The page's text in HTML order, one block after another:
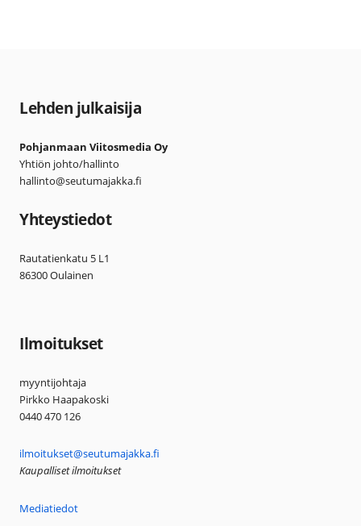
Lehden julkaisija
Pohjanmaan Viitosmedia Oy
Yhtiön johto/hallinto
hallinto@seutumajakka.fi
Yhteystiedot
Rautatienkatu 5 L1
86300 Oulainen
Ilmoitukset
myyntijohtaja
Pirkko Haapakoski
0440 470 126
ilmoitukset@seutumajakka.fi
Kaupalliset ilmoitukset
Mediatiedot